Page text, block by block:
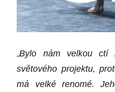
„Bylo nám velkou ctí
světového projektu,
má velké renomé.